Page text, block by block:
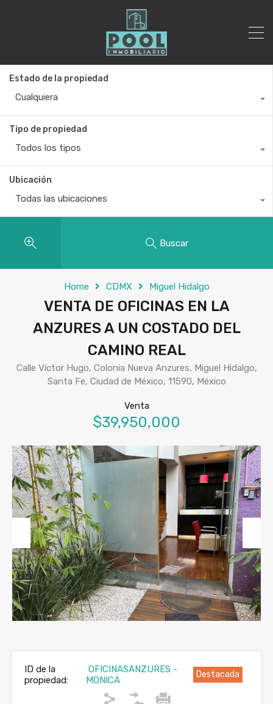
Estado de la propiedad
Cualquiera
Tipo de propiedad
Todos los tipos
Ubicación
Todas las ubicaciones
Buscar
Home CDMX Miguel Hidalgo
VENTA DE OFICINAS EN LA
ANZURES A UN COSTADO DEL
CAMINO REAL
Calle Víctor Hugo, Colonia Nueva Anzures, Miguel Hidalgo,
Santa Fe, Ciudad de México, 11590, México
Venta
$39,950,000
Previous Next
ID de la
propiedad:
OFICINASANZURES -
MONICA
Destacada